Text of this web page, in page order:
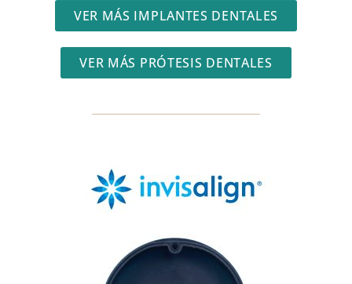
VER MÁS IMPLANTES DENTALES
VER MÁS PRÓTESIS DENTALES